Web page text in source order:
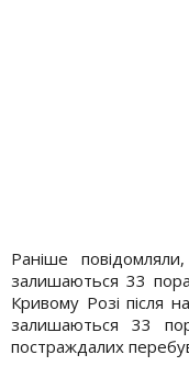
Раніше
залишаються 33
Кривому Розі після
залишаються 33
постраждалих